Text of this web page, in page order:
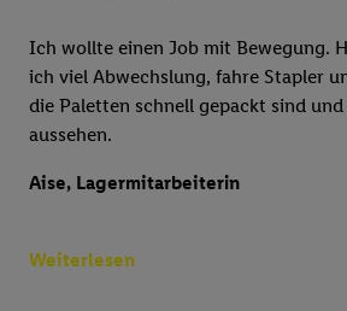
Ich wollte einen Job mit Bewegung.
ich viel Abwechslung, fahre Stapler
die Paletten schnell gepackt sind
aussehen.
Aise, Lagermitarbeiterin
Weiterlesen